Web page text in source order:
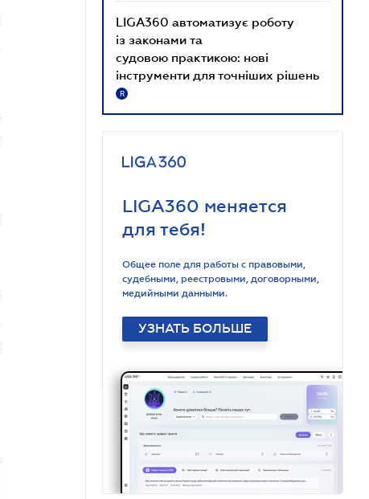
LIGA360 автоматизує роботу
із законами та
судовою практикою: нові
інструменти для точніших рішень
R
LIGA360 меняется
для тебя!
Общее поле для работы с правовыми,
судебными, реестровыми, договорными,
медийными данными.
УЗНАТЬ БОЛЬШЕ